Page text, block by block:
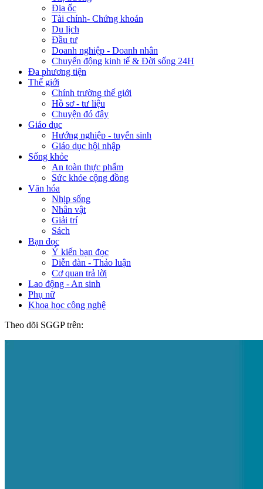
Địa ốc
Tài chính- Chứng khoán
Du lịch
Đầu tư
Doanh nghiệp - Doanh nhân
Chuyển động kinh tế & Đời sống 24H
Đa phương tiện
Thế giới
Chính trường thế giới
Hồ sơ - tư liệu
Chuyện đó đây
Giáo dục
Hướng nghiệp - tuyển sinh
Giáo dục hội nhập
Sống khỏe
An toàn thực phẩm
Sức khỏe cộng đồng
Văn hóa
Nhịp sống
Nhân vật
Giải trí
Sách
Bạn đọc
Ý kiến bạn đọc
Diễn đàn - Thảo luận
Cơ quan trả lời
Lao động - An sinh
Phụ nữ
Khoa học công nghệ
Theo dõi SGGP trên: